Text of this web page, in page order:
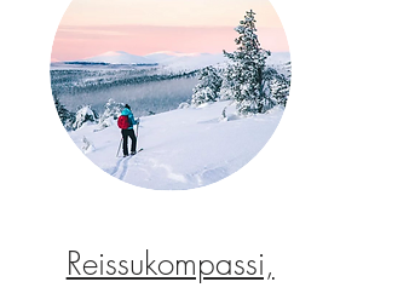
Reissukompassi,